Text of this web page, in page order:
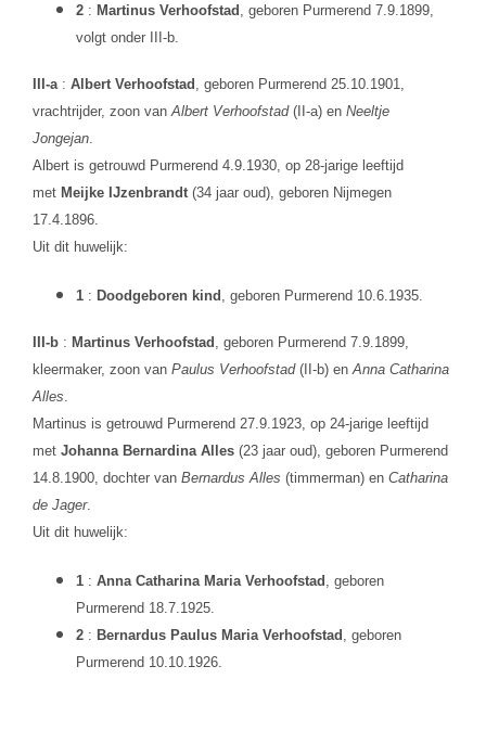
2 : Martinus Verhoofstad
, geboren Purmerend 7.9.1899,
volgt onder III-b.
III-a : Albert Verhoofstad
, geboren Purmerend 25.10.1901,
vrachtrijder, zoon van Albert Verhoofstad(II-a) en Neeltje
Jongejan.
Albert is getrouwd Purmerend 4.9.1930, op 28-jarige leeftijd
met Meijke IJzenbrandt(34 jaar oud), geboren Nijmegen
17.4.1896.
Uit dit huwelijk:
1 : Doodgeboren kind , geboren Purmerend 10.6.1935.
III-b : Martinus Verhoofstad
, geboren Purmerend 7.9.1899,
kleermaker, zoon van Paulus Verhoofstad(II-b) en Anna Catharina
Alles
Martinus is getrouwd Purmerend 27.9.1923, op 24-jarige leeftijd
met Johanna Bernardina Alles(23 jaar oud), geboren Purmerend
14.8.1900, dochter van Bernardus Alles (timmerman) en Catharina
de Jager.
Uit dit huwelijk:
1 : Anna Catharina Maria Verhoofstad
, geboren
Purmerend 18.7.1925.
2 : Bernardus Paulus Maria Verhoofstad
, geboren
Purmerend 10.10.1926.